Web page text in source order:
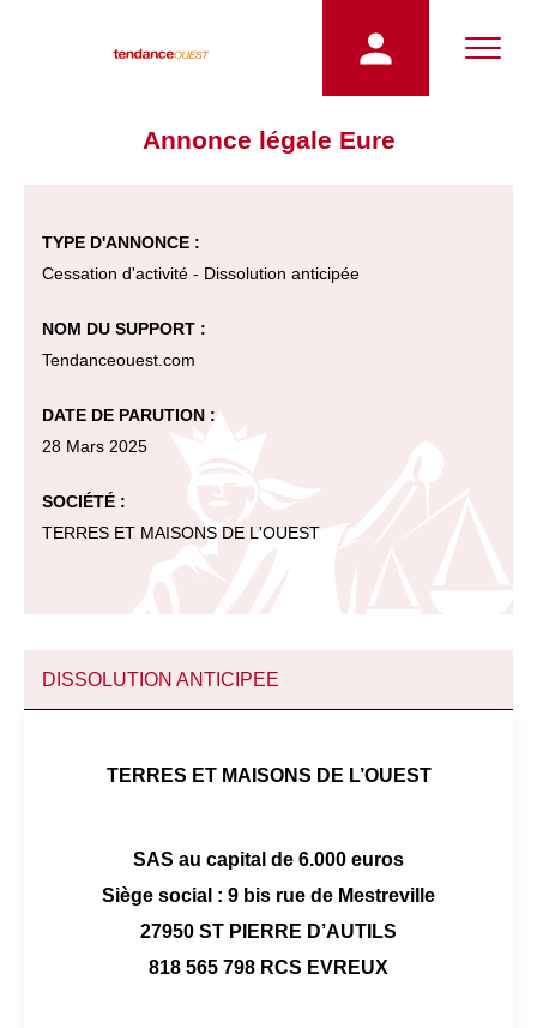
Annonce légale Eure
TYPE D'ANNONCE :
Cessation d'activité - Dissolution anticipée
NOM DU SUPPORT :
Tendanceouest.com
DATE DE PARUTION :
28 Mars 2025
SOCIÉTÉ :
TERRES ET MAISONS DE L'OUEST
DISSOLUTION ANTICIPEE
TERRES ET MAISONS DE L’OUEST
SAS au capital de 6.000 euros
Siège social : 9 bis rue de Mestreville
27950 ST PIERRE D’AUTILS
818 565 798 RCS EVREUX